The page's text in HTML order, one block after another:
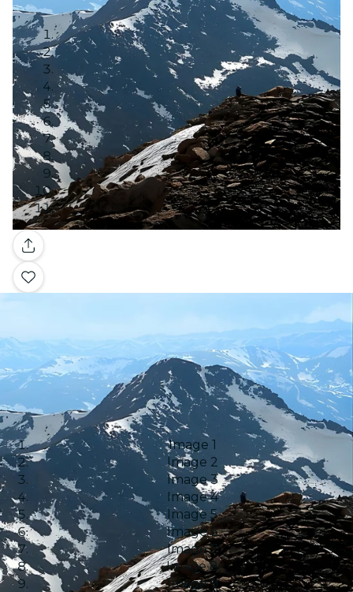
Galería
Image 1
Image 2
Image 3
Image 4
Image 5
Image 6
Image 7
Image 8
Image 9